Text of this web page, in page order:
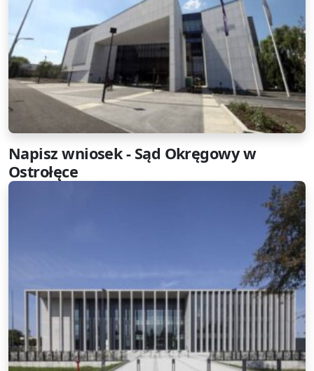
Napisz wniosek - Sąd Okręgowy w
Ostrołęce